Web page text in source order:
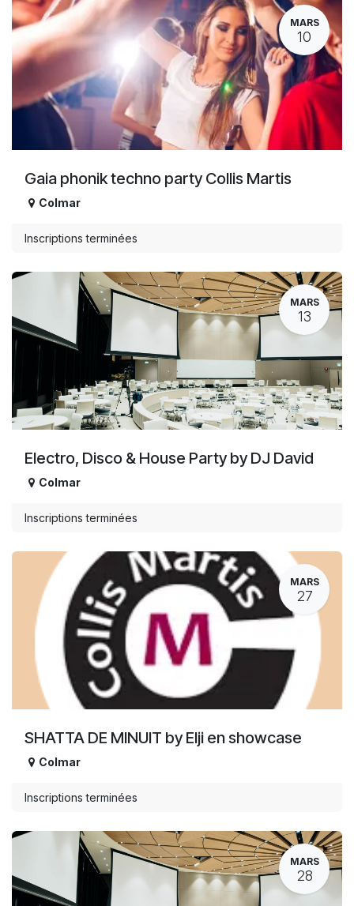
MARS
10
Gaia phonik techno party Collis Martis
Colmar
Inscriptions terminées
MARS
13
Electro, Disco & House Party by DJ David
Colmar
Inscriptions terminées
MARS
27
SHATTA DE MINUIT by Elji en showcase
Colmar
Inscriptions terminées
MARS
28